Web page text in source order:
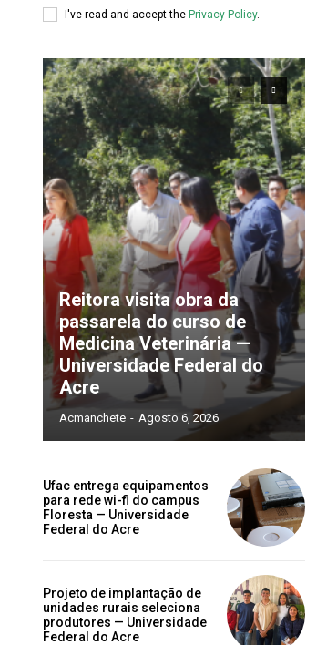
I've read and accept the Privacy Policy.
Reitora visita obra da
passarela do curso de
Medicina Veterinária —
Universidade Federal do
Acre
Acmanchete - Agosto 6, 2026
Ufac entrega equipamentos
para rede wi-fi do campus
Floresta — Universidade
Federal do Acre
Projeto de implantação de
unidades rurais seleciona
produtores — Universidade
Federal do Acre